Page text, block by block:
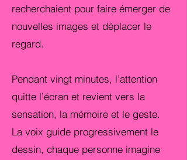
recherchaient pour faire émerger de
nouvelles images et déplacer le
regard.
Pendant vingt minutes, l’attention
quitte l’écran et revient vers la
sensation, la mémoire et le geste.
La voix guide progressivement le
dessin, chaque personne imagine